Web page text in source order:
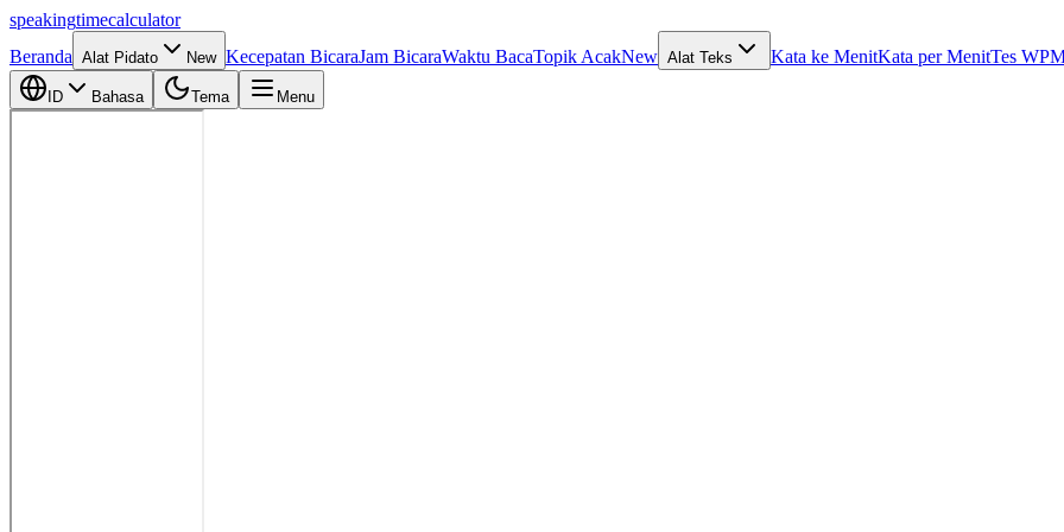
speakingtimecalculator
Beranda Alat Pidato New Kecepatan BicaraJam BicaraWaktu BacaTopik AcakNew Alat Teks Kata ke MenitKata per MenitTes
ID Bahasa Tema Menu